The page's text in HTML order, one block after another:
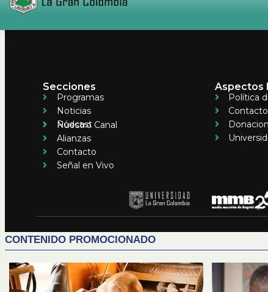
Secciones
Programas
Noticias
Pódcast
Nuestro Canal
Alianzas
Contacto
Señal en Vivo
Aspectos
Política
Contacto